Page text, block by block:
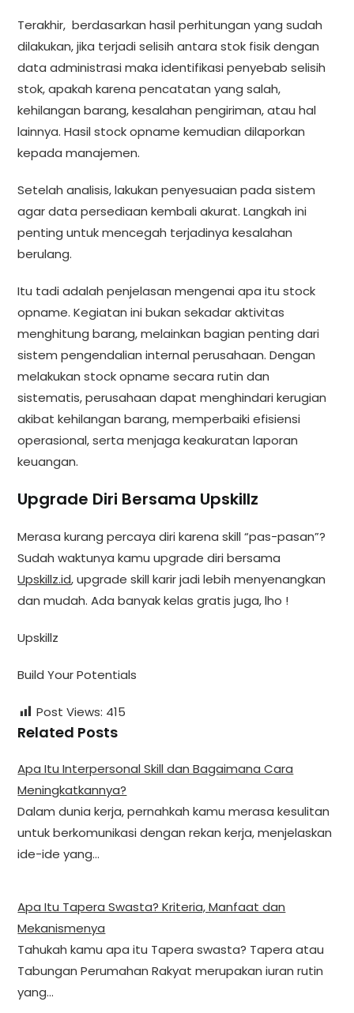
Terakhir, berdasarkan hasil perhitungan yang sudah
dilakukan, jika terjadi selisih antara stok fisik dengan
data administrasi maka identifikasi penyebab selisih
stok, apakah karena pencatatan yang salah,
kehilangan barang, kesalahan pengiriman, atau hal
lainnya. Hasil stock opname kemudian dilaporkan
kepada manajemen.
Setelah analisis, lakukan penyesuaian pada sistem
agar data persediaan kembali akurat. Langkah ini
penting untuk mencegah terjadinya kesalahan
berulang.
Itu tadi adalah penjelasan mengenai apa itu stock
opname. Kegiatan ini bukan sekadar aktivitas
menghitung barang, melainkan bagian penting dari
sistem pengendalian internal perusahaan. Dengan
melakukan stock opname secara rutin dan
sistematis, perusahaan dapat menghindari kerugian
akibat kehilangan barang, memperbaiki efisiensi
operasional, serta menjaga keakuratan laporan
keuangan.
Upgrade Diri Bersama Upskillz
Merasa kurang percaya diri karena skill “pas-pasan”?
Sudah waktunya kamu upgrade diri bersama
Upskillz.id, upgrade skill karir jadi lebih menyenangkan
dan mudah. Ada banyak kelas gratis juga, lho !
Upskillz
Build Your Potentials
Post Views: 415
Related Posts
Apa Itu Interpersonal Skill dan Bagaimana Cara
Meningkatkannya?
Dalam dunia kerja, pernahkah kamu merasa kesulitan
untuk berkomunikasi dengan rekan kerja, menjelaskan
ide-ide yang…
Apa Itu Tapera Swasta? Kriteria, Manfaat dan
Mekanismenya
Tahukah kamu apa itu Tapera swasta? Tapera atau
Tabungan Perumahan Rakyat merupakan iuran rutin
yang…